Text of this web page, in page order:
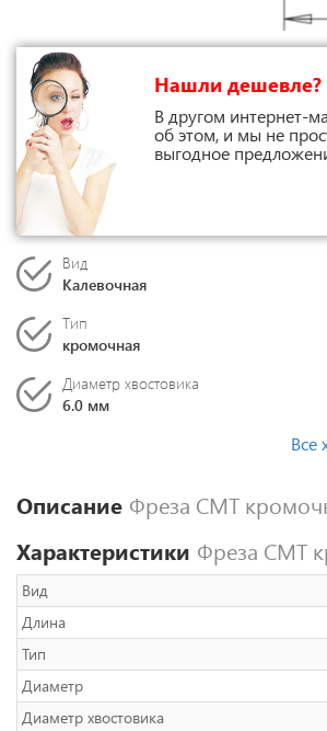
Нашли
В другом интернет-
об этом, и мы не
выгодное
Вид
Калевочная
Тип
кромочная
Диаметр хвостовика
6.0 мм
Все
Описание Фреза CMT
Характеристики Фреза CMT
Вид
Длина
Тип
Диаметр
Диаметр хвостовика